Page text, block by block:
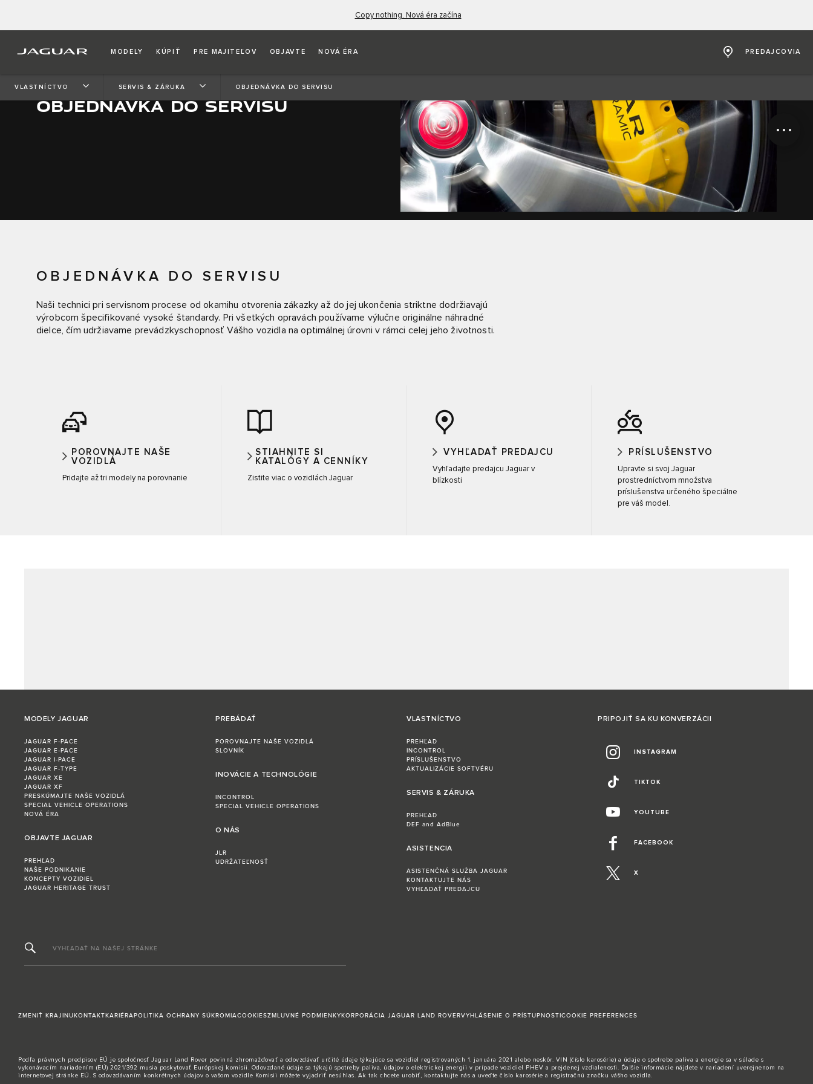
Copy nothing. Nová éra začína
MODELY KÚPIŤ PRE MAJITEĽOV OBJAVTE NOVÁ ÉRA PREDAJCOVIA
VLASTNÍCTVO SERVIS & ZÁRUKA OBJEDNÁVKA DO SERVISU
OBJEDNÁVKA DO SERVISU
OBJEDNÁVKA DO SERVISU
Naši technici pri servisnom procese od okamihu otvorenia zákazky až do jej ukončenia striktne dodržiavajú
výrobcom špecifikované vysoké štandardy. Pri všetkých opravách používame výlučne originálne náhradné
dielce, čím udržiavame prevádzkyschopnosť Vášho vozidla na optimálnej úrovni v rámci celej jeho životnosti.
POROVNAJTE NAŠE
VOZIDLÁ
Pridajte až tri modely na porovnanie
STIAHNITE SI
KATALÓGY A CENNÍKY
Zistite viac o vozidlách Jaguar
VYHĽADAŤ PREDAJCU
Vyhľadajte predajcu Jaguar v
blízkosti
PRÍSLUŠENSTVO
Upravte si svoj Jaguar
prostredníctvom množstva
príslušenstva určeného špeciálne
pre váš model.
MODELY JAGUAR
JAGUAR F‑PACE
JAGUAR E‑PACE
JAGUAR I‑PACE
JAGUAR F‑TYPE
JAGUAR XE
JAGUAR XF
PRESKÚMAJTE NAŠE VOZIDLÁ
SPECIAL VEHICLE OPERATIONS
NOVÁ ÉRA
OBJAVTE JAGUAR
PREHĽAD
NAŠE PODNIKANIE
KONCEPTY VOZIDIEL
JAGUAR HERITAGE TRUST
PREBÁDAŤ
POROVNAJTE NAŠE VOZIDLÁ
SLOVNÍK
INOVÁCIE A TECHNOLÓGIE
INCONTROL
SPECIAL VEHICLE OPERATIONS
O NÁS
JLR
UDRŽATEĽNOSŤ
VLASTNÍCTVO
PREHĽAD
INCONTROL
PRÍSLUŠENSTVO
AKTUALIZÁCIE SOFTVÉRU
SERVIS & ZÁRUKA
PREHĽAD
DEF and AdBlue
ASISTENCIA
ASISTENČNÁ SLUŽBA JAGUAR
KONTAKTUJTE NÁS
VYHĽADAŤ PREDAJCU
PRIPOJIŤ SA KU KONVERZÁCII
INSTAGRAM
TIKTOK
YOUTUBE
FACEBOOK
X
VYHĽADAŤ NA NAŠEJ STRÁNKE
ZMENIŤ KRAJINUKONTAKTKARIÉRAPOLITIKA OCHRANY SÚKROMIACOOKIESZMLUVNÉ PODMIENKYKORPORÁCIA JAGUAR LAND ROVERVYHLÁSENIE O PRÍSTUPNOSTICOOKIE PREFERENCES
Podľa právnych predpisov EÚ je spoločnosť Jaguar Land Rover povinná zhromažďovať a odovzdávať určité údaje týkajúce sa vozidiel registrovaných 1. januára 2021 alebo neskôr. VIN (číslo karosérie) a údaje o spotrebe paliva a energie sa v súlade s
vykonávacím nariadením (EÚ) 2021/392 musia poskytovať Európskej komisii. Odovzdané údaje sa týkajú spotreby paliva, údajov o elektrickej energii v prípade vozidiel PHEV a prejdenej vzdialenosti. Ďalšie informácie nájdete v nariadení uverejnenom na
internetovej stránke EÚ. S odovzdávaním konkrétnych údajov o vašom vozidle Komisii môžete vyjadriť nesúhlas. Ak tak chcete urobiť,
kontaktujte nás a uveďte číslo karosérie a registračnú značku vášho vozidla.